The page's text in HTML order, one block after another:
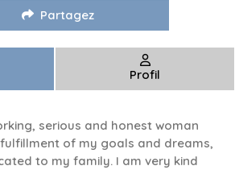
Partagez
Profil
serious and honest woman
of my goals and dreams,
to my family. I am very kind